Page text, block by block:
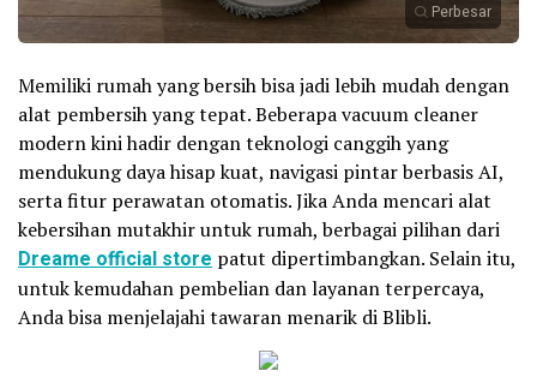
Perbesar
Memiliki rumah yang bersih bisa jadi lebih mudah dengan
alat pembersih yang tepat. Beberapa vacuum cleaner
modern kini hadir dengan teknologi canggih yang
mendukung daya hisap kuat, navigasi pintar berbasis AI,
serta fitur perawatan otomatis. Jika Anda mencari alat
kebersihan mutakhir untuk rumah, berbagai pilihan dari
Dreame official store patut dipertimbangkan. Selain itu,
untuk kemudahan pembelian dan layanan terpercaya,
Anda bisa menjelajahi tawaran menarik di Blibli.